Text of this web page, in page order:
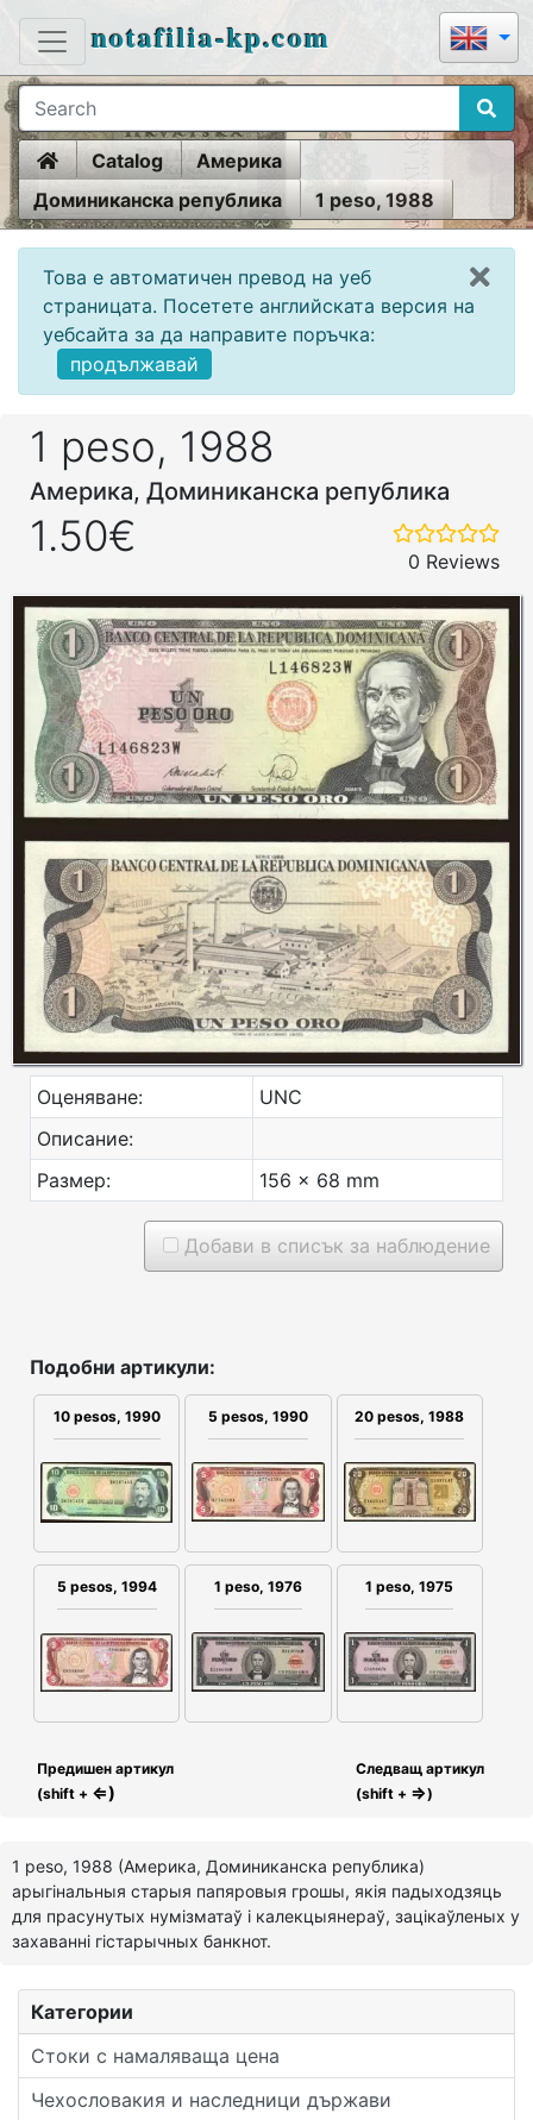
notafilia-kp.com
HomeCatalog
Америка
Доминиканска република
1 peso, 1988
Това е автоматичен превод на уеб
страницата. Посетете английската версия на
уебсайта за да направите поръчка:
продължавай
Категории
Стоки с намаляваща цена
Чехословакия и наследници държави
1 peso, 1988
Америка, Доминиканска република
1.50€
0 Reviews
Оценяване:
UNC
Описание:
Размер:
156 x 68 mm
Добави в списък за наблюдение
Подобни артикули:
10 pesos, 1990 5 pesos, 1990 20 pesos, 1988
5 pesos, 1994 1 peso, 1976 1 peso, 1975
Предишен артикул
(shift + ⇐)
Следващ артикул
(shift + ⇒)
1 peso, 1988 (Америка, Доминиканска република)
арыгінальныя старыя папяровыя грошы, якія падыходзяць
для прасунутых нумізматаў і калекцыянераў, зацікаўленых у
захаванні гістарычных банкнот.